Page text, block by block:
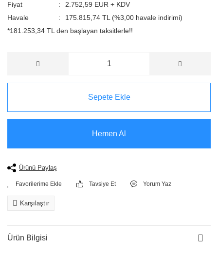
Fiyat
2.752,59 EUR + KDV
Havale
175.815,74 TL (%3,00 havale indirimi)
*181.253,34 TL den başlayan taksitlerle!!
Sepete Ekle
Hemen Al
Ürünü Paylaş
Tavsiye Et Yorum Yaz
Karşılaştır
Ürün Bilgisi